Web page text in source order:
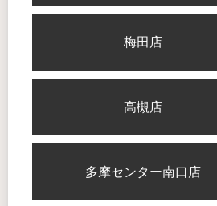
梅田店
高槻店
多摩センター南口店